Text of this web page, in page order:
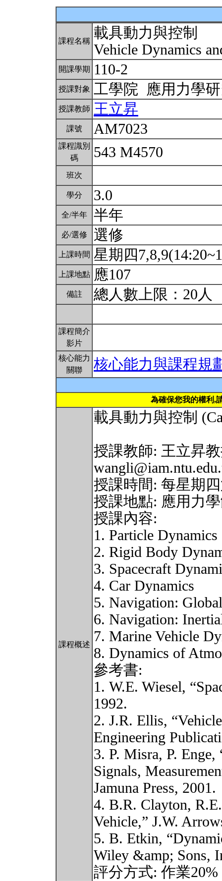
課程名稱 載具動力與控制
Vehicle Dynamics
開課學期 110-2
授課對象 工學院 應用力學
授課教師 王立昇
課號 AM7023
課程識別
碼
543 M4570
班次
學分 3.0
全/半年 半年
必/選修 選修
上課時間 星期四
上課地點 應107
備註 總人數上限：20人
課程簡介
影片
核心能力
關聯
核心能力與課程規
為確保您我的權利,
課程概述
載具動力與控制
授課教師: 王立昇
授課時間: 每星期
授課地點: 應用力
授課內容:
1. Particle Dynamics
2. Rigid Body
3. Spacecraft
4. Car Dynamics
5. Navigation:
6. Navigation:
7. Marine Vehicle
8. Dynamics of
參考書:
1. W.E. Wiesel,
1992.
2. J.R. Ellis,
Engineering
3. P. Misra, P.
Signals,
Jamuna Press, 2001.
4. B.R. Clayton,
Vehicle,” J.W.
5. B. Etkin,
Wiley &amp; Sons,
評分方式: 作業